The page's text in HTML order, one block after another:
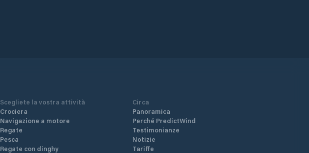
Scegliete la vostra attività
Crociera
Navigazione a motore
Regate
Pesca
Regate con dinghy
Circa
Panoramica
Perché PredictWind
Testimonianze
Notizie
Tariffe